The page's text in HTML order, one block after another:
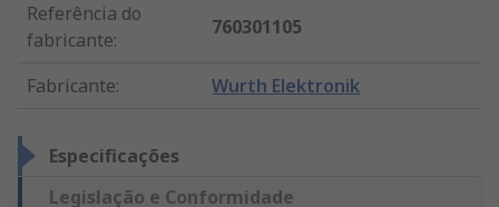
Referência do
fabricante:
760301105
Fabricante: Wurth Elektronik
Especificações
Legislação e Conformidade